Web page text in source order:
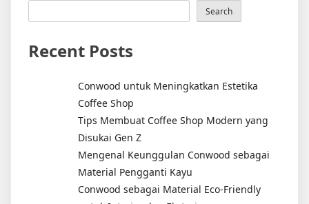
Search
Recent Posts
Conwood untuk Meningkatkan Estetika
Coffee Shop
Tips Membuat Coffee Shop Modern yang
Disukai Gen Z
Mengenal Keunggulan Conwood sebagai
Material Pengganti Kayu
Conwood sebagai Material Eco-Friendly